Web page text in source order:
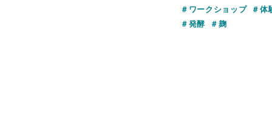
ワークショップ
体
発酵
麹